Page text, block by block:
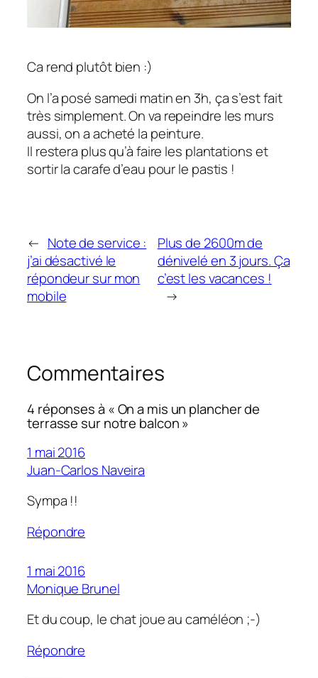
Ca rend plutôt bien :)
On l’a posé samedi matin en 3h, ça s’est fait
très simplement. On va repeindre les murs
aussi, on a acheté la peinture.
Il restera plus qu’à faire les plantations et
sortir la carafe d’eau pour le pastis !
← Note de service :
j’ai désactivé le
répondeur sur mon
mobile
Plus de 2600m de
dénivelé en 3 jours. Ça
c’est les vacances !
→
Commentaires
4 réponses à « On a mis un plancher de
terrasse sur notre balcon »
1 mai 2016
Juan-Carlos Naveira
Sympa !!
Répondre
1 mai 2016
Monique Brunel
Et du coup, le chat joue au caméléon ;-)
Répondre